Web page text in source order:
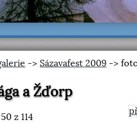
-> Sázavafest 2009 ->
a Žďorp
50 z 114